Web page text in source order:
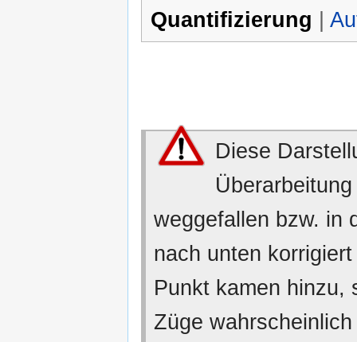
Quantifizierung
|
Diese
weggefallen bzw. in
nach unten
Punkt kamen hinzu,
Züge